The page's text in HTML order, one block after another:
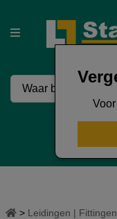
50
Leidingen | Fittingen